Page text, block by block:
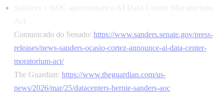
Comunicado do Senado: https://www.sanders.senate.gov/press-
releases/news-sanders-ocasio-cortez-announce-ai-data-center-
moratorium-act/
The Guardian: https://www.theguardian.com/us-
news/2026/mar/25/datacenters-bernie-sanders-aoc